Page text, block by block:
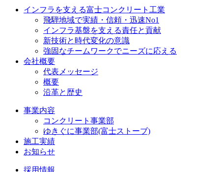
インフラを支える富士コンクリート工業
飛騨地域で実績・信頼・迅速No1
インフラ基盤を支える責任と貢献
新技術と時代変化の意識
強固なチームワークでニーズに応える
会社概要
代表メッセージ
概要
沿革と歴史
事業内容
コンクリート事業部
ゆきぐに事業部(富士ストーブ)
施工実績
お知らせ
採用情報